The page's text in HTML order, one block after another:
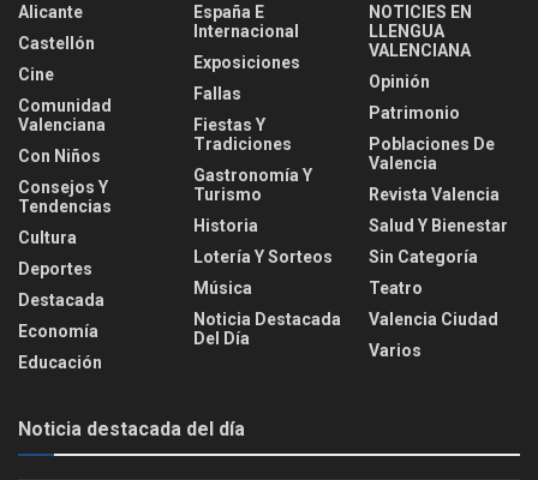
Alicante
Castellón
Cine
Comunidad
Valenciana
Con Niños
Consejos Y
Tendencias
Cultura
Deportes
Destacada
Economía
Educación
España E
Internacional
Exposiciones
Fallas
Fiestas Y
Tradiciones
Gastronomía Y
Turismo
Historia
Lotería Y Sorteos
Música
Noticia Destacada
Del Día
NOTICIES EN
LLENGUA
VALENCIANA
Opinión
Patrimonio
Poblaciones De
Valencia
Revista Valencia
Salud Y Bienestar
Sin Categoría
Teatro
Valencia Ciudad
Varios
Noticia destacada del día